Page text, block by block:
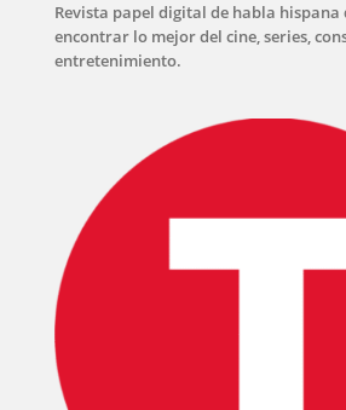
Revista papel digital de habla hispana
encontrar lo mejor del cine, series,
entretenimiento.